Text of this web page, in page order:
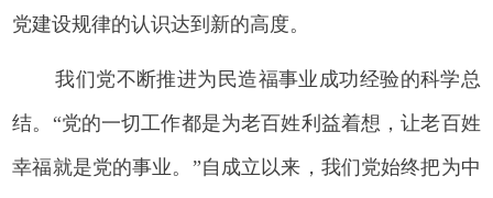
党建设规律的认识达到新的高度。
我们党不断推进为民造福事业成功经验的科学总
结。“党的一切工作都是为老百姓利益着想，让老百姓
幸福就是党的事业。”自成立以来，我们党始终把为中